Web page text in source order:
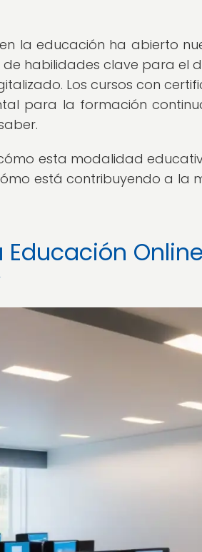
la educación ha abierto
habilidades clave para el
Los cursos con
para la formación
esta modalidad
está contribuyendo a la